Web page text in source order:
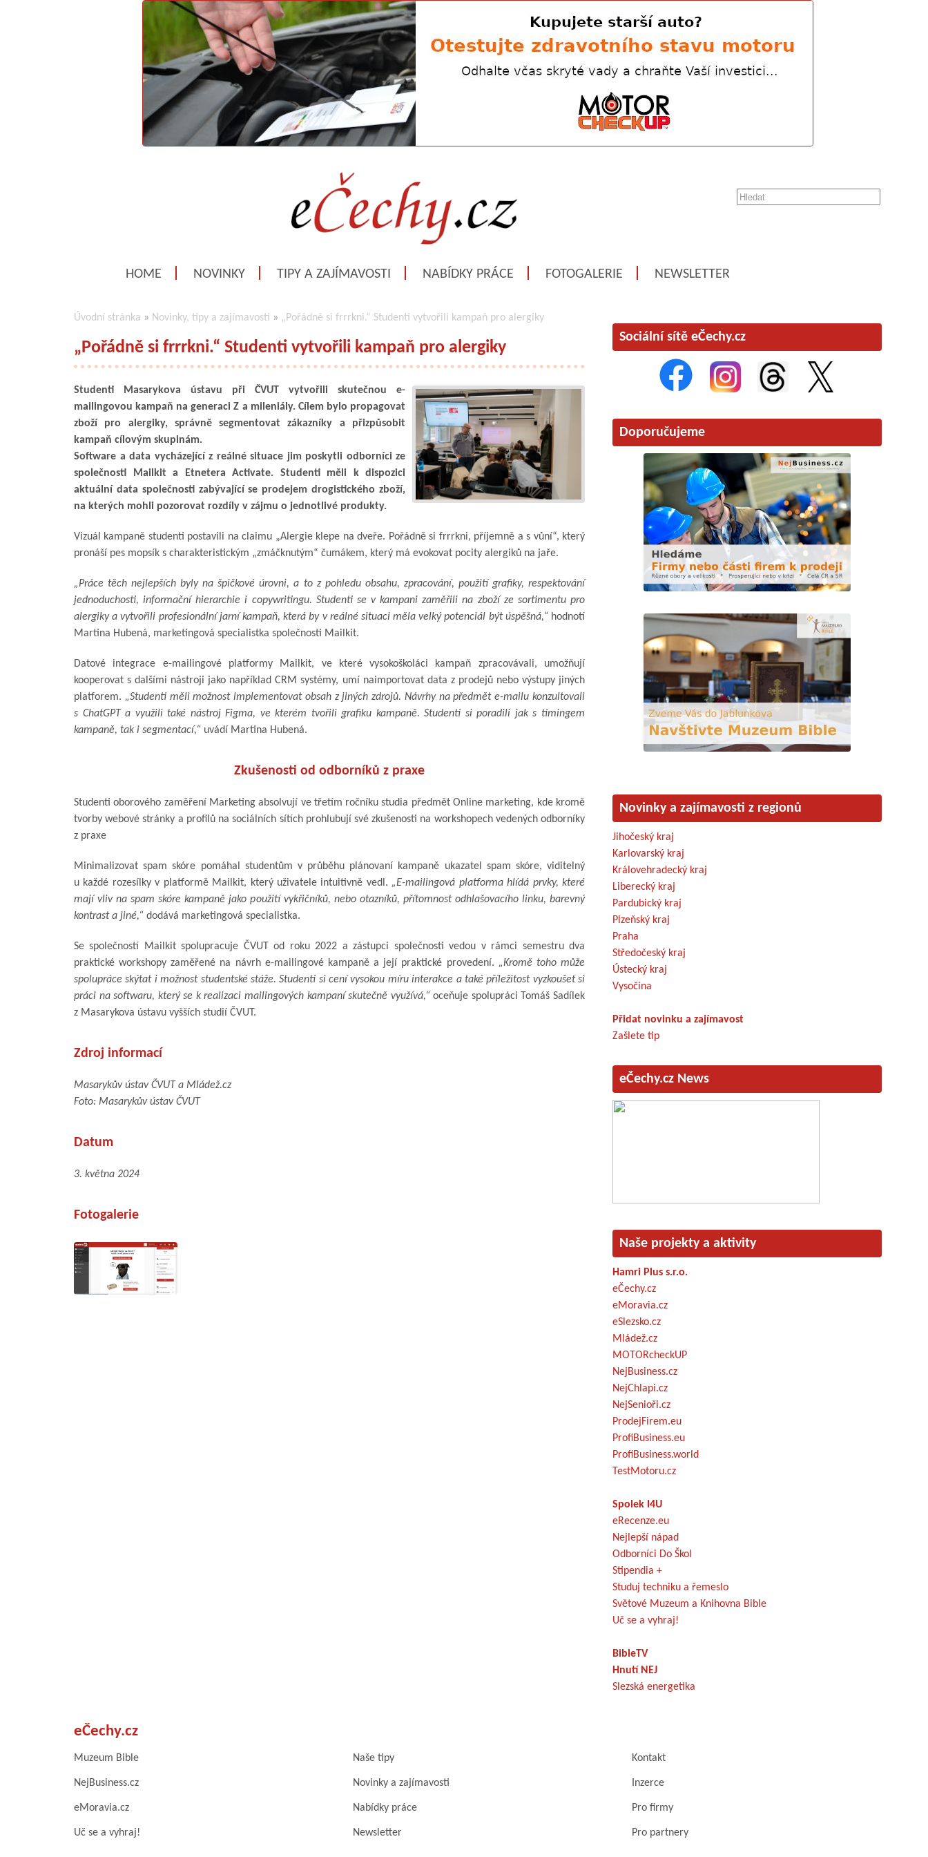
HOME NOVINKY TIPY A ZAJÍMAVOSTI NABÍDKY PRÁCE FOTOGALERIE NEWSLETTER
Úvodní stránka » Novinky, tipy a zajímavosti » „Pořádně si frrrkni.“ Studenti vytvořili kampaň pro alergiky
„Pořádně si frrrkni.“ Studenti vytvořili kampaň pro alergiky
Studenti Masarykova ústavu při ČVUT vytvořili skutečnou e-
mailingovou kampaň na generaci Z a mileniály. Cílem bylo propagovat
zboží pro alergiky, správně segmentovat zákazníky a přizpůsobit
kampaň cílovým skupinám.
Software a data vycházející z reálné situace jim poskytli odborníci ze
společnosti Mailkit a Etnetera Activate. Studenti měli k dispozici
aktuální data společnosti zabývající se prodejem drogistického zboží,
na kterých mohli pozorovat rozdíly v zájmu o jednotlivé produkty.
Vizuál kampaně studenti postavili na claimu „Alergie klepe na dveře. Pořádně si frrrkni, příjemně a s vůní“, který
pronáší pes mopsík s charakteristickým „zmáčknutým“ čumákem, který má evokovat pocity alergiků na jaře.
„Práce těch nejlepších byly na špičkové úrovni, a to z pohledu obsahu, zpracování, použití grafiky, respektování
jednoduchosti, informační hierarchie i copywritingu. Studenti se v kampani zaměřili na zboží ze sortimentu pro
alergiky a vytvořili profesionální jarní kampaň, která by v reálné situaci měla velký potenciál být úspěšná,“ hodnotí
Martina Hubená, marketingová specialistka společnosti Mailkit.
Datové integrace e-mailingové platformy Mailkit, ve které vysokoškoláci kampaň zpracovávali, umožňují
kooperovat s dalšími nástroji jako například CRM systémy, umí naimportovat data z prodejů nebo výstupy jiných
platforem. „Studenti měli možnost implementovat obsah z jiných zdrojů. Návrhy na předmět e-mailu konzultovali
s ChatGPT a využili také nástroj Figma, ve kterém tvořili grafiku kampaně. Studenti si poradili jak s timingem
kampaně, tak i segmentací,“ uvádí Martina Hubená.
Zkušenosti od odborníků z praxe
Studenti oborového zaměření Marketing absolvují ve třetím ročníku studia předmět Online marketing, kde kromě
tvorby webové stránky a profilů na sociálních sítích prohlubují své zkušenosti na workshopech vedených odborníky
z praxe
Minimalizovat spam skóre pomáhal studentům v průběhu plánovaní kampaně ukazatel spam skóre, viditelný
u každé rozesílky v platformě Mailkit, který uživatele intuitivně vedl. „E-mailingová platforma hlídá prvky, které
mají vliv na spam skóre kampaně jako použití vykřičníků, nebo otazníků, přítomnost odhlašovacího linku, barevný
kontrast a jiné,“ dodává marketingová specialistka.
Se společností Mailkit spolupracuje ČVUT od roku 2022 a zástupci společnosti vedou v rámci semestru dva
praktické workshopy zaměřené na návrh e-mailingové kampaně a její praktické provedení. „Kromě toho může
spolupráce skýtat i možnost studentské stáže. Studenti si cení vysokou míru interakce a také příležitost vyzkoušet si
práci na softwaru, který se k realizaci mailingových kampaní skutečně využívá,“ oceňuje spolupráci Tomáš Sadílek
z Masarykova ústavu vyšších studií ČVUT.
Zdroj informací
Masarykův ústav ČVUT a Mládež.cz
Foto: Masarykův ústav ČVUT
Datum
3. května 2024
Fotogalerie
Sociální sítě eČechy.cz
Doporučujeme
Novinky a zajímavosti z regionů
Jihočeský kraj
Karlovarský kraj
Královehradecký kraj
Liberecký kraj
Pardubický kraj
Plzeňský kraj
Praha
Středočeský kraj
Ústecký kraj
Vysočina
Přidat novinku a zajímavost
Zašlete tip
eČechy.cz News
Naše projekty a aktivity
Hamri Plus s.r.o.
eČechy.cz
eMoravia.cz
eSlezsko.cz
Mládež.cz
MOTORcheckUP
NejBusiness.cz
NejChlapi.cz
NejSenioři.cz
ProdejFirem.eu
ProfiBusiness.eu
ProfiBusiness.world
TestMotoru.cz
Spolek I4U
eRecenze.eu
Nejlepší nápad
Odborníci Do Škol
Stipendia +
Studuj techniku a řemeslo
Světové Muzeum a Knihovna Bible
Uč se a vyhraj!
BibleTV
Hnutí NEJ
Slezská energetika
eČechy.cz
Muzeum Bible Naše tipy Kontakt
NejBusiness.cz Novinky a zajímavosti Inzerce
eMoravia.cz Nabídky práce Pro firmy
Uč se a vyhraj! Newsletter Pro partnery